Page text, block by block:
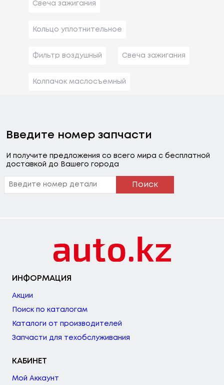
Свеча зажигания
Кольцо уплотнительное
Фильтр воздушный Свеча зажигания
Колпачок маслосъемный
Введите номер запчасти
И получите предложения со всего мира с бесплатной
доставкой до Вашего города
Поиск
ИНФОРМАЦИЯ
Акции
Поиск по каталогам
Каталоги от производителей
Запчасти для техобслуживания
КАБИНЕТ
Мой Аккаунт